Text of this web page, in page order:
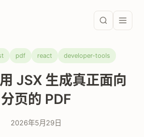
pdf react developer-tools
JSX 生成真正面向
分页的 PDF
2026年5月29日